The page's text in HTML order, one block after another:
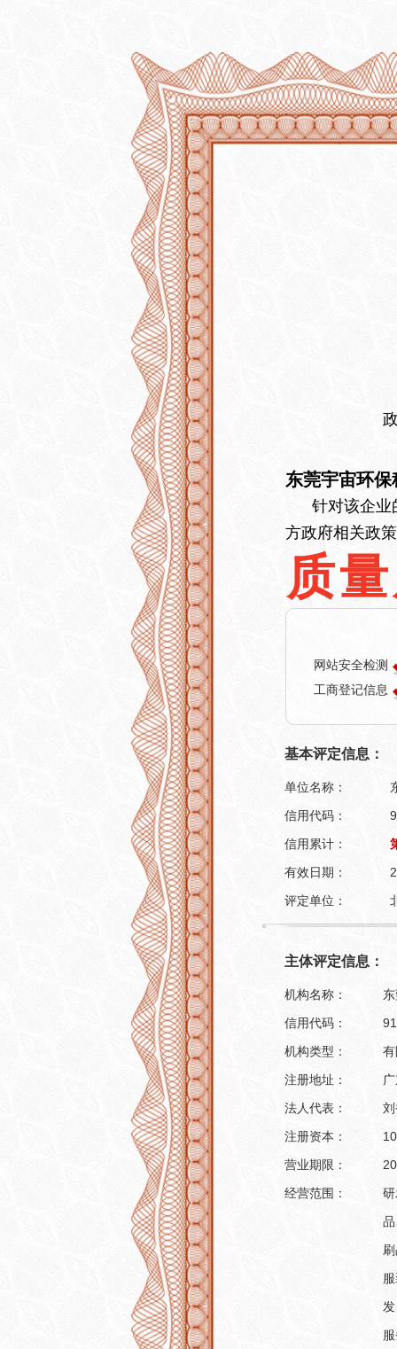
东莞宇宙环
针对该企业
方政府相关政
质
网站安全检测
工商登记信息
基本评定信息：
单位名称：
信用代码：
信用累计：
有效日期：
评定单位：
主体评定信息：
机构名称：
信用代码：
机构类型：
注册地址：
法人代表：
注册资本：
营业期限：
经营范围：